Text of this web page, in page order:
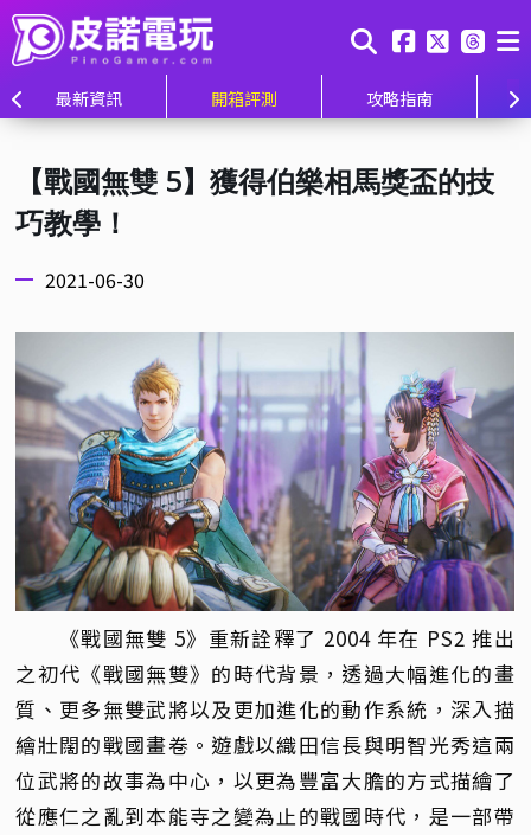
最新資訊 開箱評測 攻略指南
【戰國無雙 5】獲得伯樂相馬獎盃的技
巧教學！
2021-06-30
《戰國無雙 5》重新詮釋了 2004 年在 PS2 推出
之初代《戰國無雙》的時代背景，透過大幅進化的畫
質、更多無雙武將以及更加進化的動作系統，深入描
繪壯闊的戰國畫卷。遊戲以織田信長與明智光秀這兩
位武將的故事為中心，以更為豐富大膽的方式描繪了
從應仁之亂到本能寺之變為止的戰國時代，是一部帶